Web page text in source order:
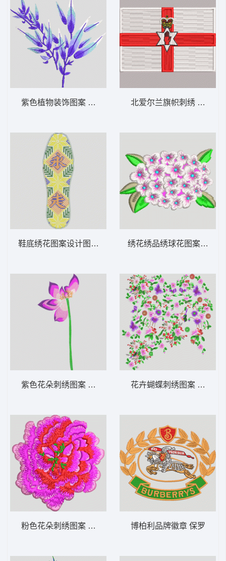
紫色植物装饰图案 靓花 旗袍
鞋底绣花图案设计图 鞋垫
紫色花朵刺绣图案 汉服 荷花
粉色花朵刺绣图案 靓花朵
北爱尔兰旗帜刺绣 国旗
绣花绣品绣球花图案 靓花
花卉蝴蝶刺绣图案 靓花 匹
博柏利品牌徽章 保罗